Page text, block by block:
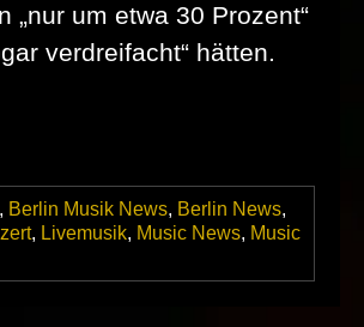
um etwa 30 Prozent“
verdreifacht“ hätten.
, Berlin Musik News, Berlin News,
, Livemusik, Music News, Music